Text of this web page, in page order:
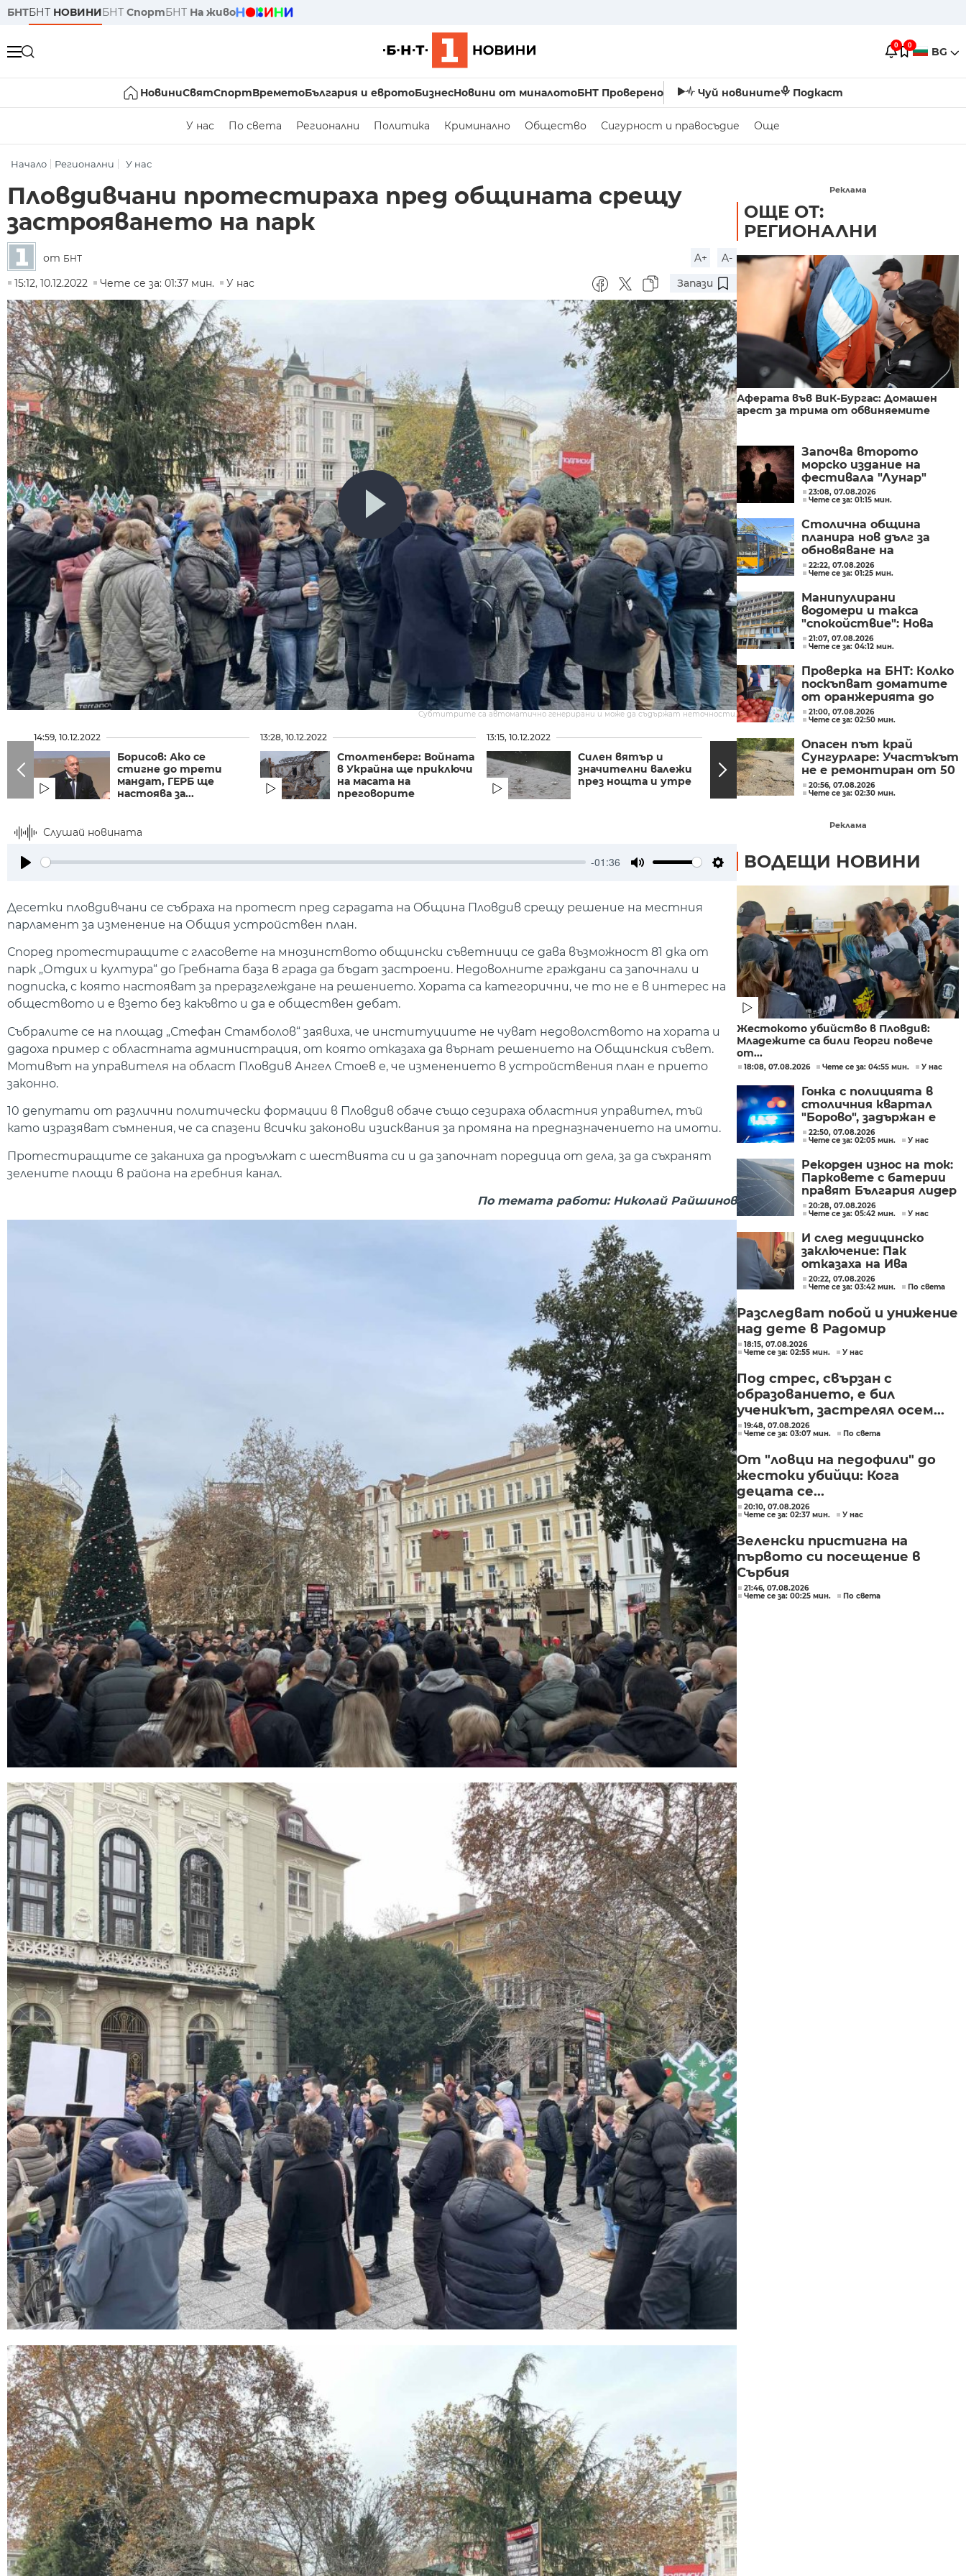
БНТБНТ НОВИНИБНТ СпортБНТ На живо
0 0 BG
НовиниСвятСпортВреметоБългария и евротоБизнесНовини от миналотоБНТ Проверено Чуй новините Подкаст
У нас По света Регионални Политика Криминално Общество Сигурност и правосъдие Още
Начало Регионални У нас
Пловдивчани протестираха пред общината срещу
застрояването на парк
от БНТ A+
A-
15:12, 10.12.2022
Чете се за: 01:37 мин. У нас Запази
Субтитрите са автоматично генерирани и може да съдържат неточности.
14:59, 10.12.2022
Борисов: Ако се
стигне до трети
мандат, ГЕРБ ще
настоява за...
13:28, 10.12.2022
Столтенберг: Войната
в Украйна ще приключи
на масата на
преговорите
13:15, 10.12.2022
Силен вятър и
значителни валежи
през нощта и утре
12:49, 10.12.2022
Отстранена е
аварията, оставила без
парно и топла вода
жителите на...
Слушай новината
-01:36
Десетки пловдивчани се събраха на протест пред сградата на Oбщина Пловдив срещу решение на местния
парламент за изменение на Общия устройствен план.
Според протестиращите с гласовете на мнозинството общински съветници се дава възможност 81 дка от
парк „Отдих и култура“ до Гребната база в града да бъдат застроени. Недоволните граждани са започнали и
подписка, с която настояват за преразглеждане на решението. Хората са категорични, че то не е в интерес на
обществото и е взето без какъвто и да е обществен дебат.
Събралите се на площад „Стефан Стамболов“ заявиха, че институциите не чуват недоволството на хората и
дадоха пример с областната администрация, от която отказаха да върнат решението на Общинския съвет.
Мотивът на управителя на област Пловдив Ангел Стоев е, че изменението в устройствения план е прието
законно.
10 депутати от различни политически формации в Пловдив обаче също сезираха областния управител, тъй
като изразяват съмнения, че са спазени всички законови изисквания за промяна на предназначението на имоти.
Протестиращите се заканиха да продължат с шествията си и да започнат поредица от дела, за да съхранят
зелените площи в района на гребния канал.
По темата работи: Николай Райшинов
Реклама
ОЩЕ ОТ:
РЕГИОНАЛНИ
Аферата във ВиК-Бургас: Домашен
арест за трима от обвиняемите
Започва второто
морско издание на
фестивала "Лунар"
23:08, 07.08.2026
Чете се за: 01:15 мин.
Столична община
планира нов дълг за
обновяване на
транспорта
22:22, 07.08.2026
Чете се за: 01:25 мин.
Манипулирани
водомери и такса
"спокойствие": Нова
афера с участието на
бившия директор на
"ВиК - Бургас"
21:07, 07.08.2026
Чете се за: 04:12 мин.
Проверка на БНТ: Колко
поскъпват доматите
от оранжерията до
магазина?
21:00, 07.08.2026
Чете се за: 02:50 мин.
Опасен път край
Сунгурларе: Участъкът
не е ремонтиран от 50
години
20:56, 07.08.2026
Чете се за: 02:30 мин.
Реклама
ВОДЕЩИ НОВИНИ
Жестокото убийство в Пловдив:
Младежите са били Георги повече
от...
18:08, 07.08.2026 Чете се за: 04:55 мин. У нас
Гонка с полицията в
столичния квартал
"Борово", задържан е
мъж, у когото са
намерени 460 000 евро
22:50, 07.08.2026
Чете се за: 02:05 мин.
У нас
Рекорден износ на ток:
Парковете с батерии
правят България лидер
на пазара
20:28, 07.08.2026
Чете се за: 05:42 мин.
У нас
И след медицинско
заключение: Пак
отказаха на Ива
Михайлова да се лекува
в България
20:22, 07.08.2026
Чете се за: 03:42 мин.
По света
Разследват побой и унижение
над дете в Радомир
18:15, 07.08.2026
Чете се за: 02:55 мин.
У нас
Под стрес, свързан с
образованието, е бил
ученикът, застрелял осем...
19:48, 07.08.2026
Чете се за: 03:07 мин.
По света
От "ловци на педофили" до
жестоки убийци: Кога
децата се...
20:10, 07.08.2026
Чете се за: 02:37 мин.
У нас
Зеленски пристигна на
първото си посещение в
Сърбия
21:46, 07.08.2026
Чете се за: 00:25 мин.
По света